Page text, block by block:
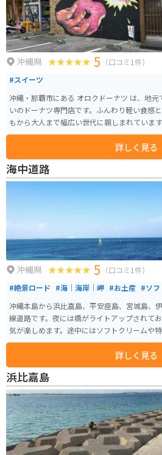
沖縄県 5 （口コミ1件）
#スイーツ
沖縄・那覇市にある オロクドーナツ は、地
いのドーナツ専門店です。ふんわり軽い食感
もから大人まで幅広い世代に親しまれていま
作りの味は、毎日でも食べたくなるおいしさ
な、沖縄のローカルスイーツの名店です。
詳しく見る
海中道路
沖縄県 5 （口コミ1件）
#絶景ロード #海｜海岸｜岬 #お土産 #ソフ
沖縄本島から浜比嘉島、平安座島、宮城島、
線道路です。夜には橋がライトアップされて
気が楽しめます。途中にはソフトクリームや
あり、パーキングも広いので車内からでも海
詳しく見る
浜比嘉島